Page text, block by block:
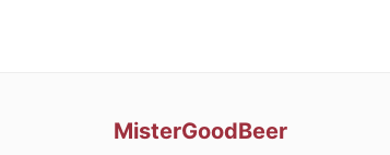
MisterGoodBeer